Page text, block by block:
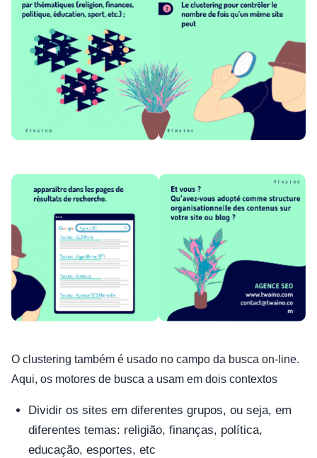
O clustering também é usado no campo da busca on-line.
Aqui, os motores de busca a usam em dois contextos
Dividir os sites em diferentes grupos, ou seja, em
diferentes temas: religião, finanças, política,
educação, esportes, etc